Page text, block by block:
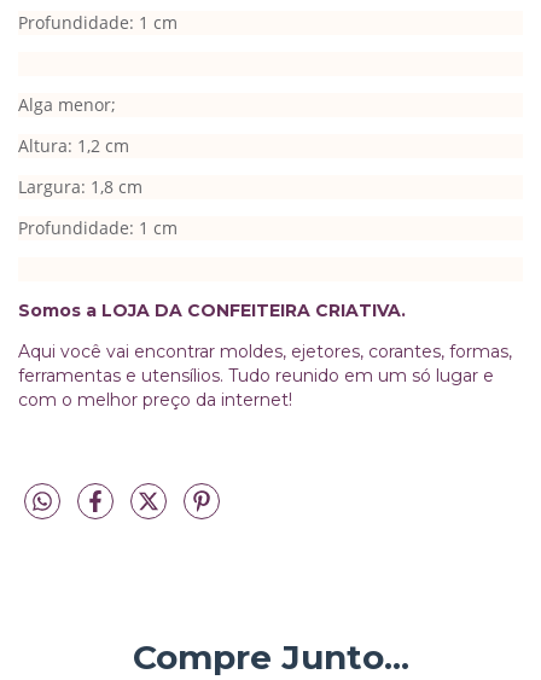
Profundidade: 1 cm
Alga menor;
Altura: 1,2 cm
Largura: 1,8 cm
Profundidade: 1 cm
Somos a LOJA DA CONFEITEIRA CRIATIVA.
Aqui você vai encontrar moldes, ejetores, corantes, formas,
ferramentas e utensílios. Tudo reunido em um só lugar e
com o melhor preço da internet!
Compre Junto...